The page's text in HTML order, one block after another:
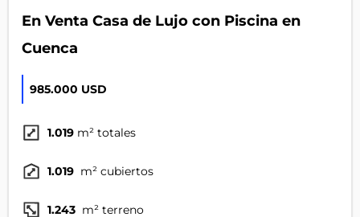
En Venta Casa de Lujo con Piscina en
Cuenca
985.000 USD
1.019 m² totales
1.019 m² cubiertos
1.243 m² terreno